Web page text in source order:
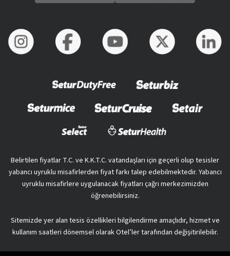
Belirtilen fiyatlar T.C. ve K.K.T.C. vatandaşları için geçerli olup tesisler
yabancı uyruklu misafirlerden fiyat farkı talep edebilmektedir. Yabancı
uyruklu misafirlere uygulanacak fiyatları çağrı merkezimizden
öğrenebilirsiniz.
Sitemizde yer alan tesis özellikleri bilgilendirme amaçlıdır, hizmet ve
kullanım saatleri dönemsel olarak Otel’ler tarafından değişitirilebilir.